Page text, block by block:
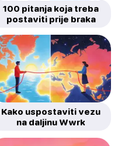
100 pitanja koja treba
postaviti prije braka
Kako uspostaviti vezu
na daljinu Wwrk